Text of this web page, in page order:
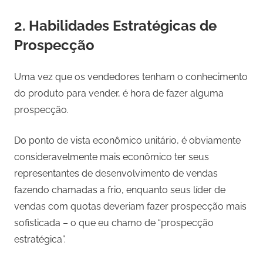
2. Habilidades Estratégicas de
Prospecção
Uma vez que os vendedores tenham o conhecimento
do produto para vender, é hora de fazer alguma
prospecção.
Do ponto de vista econômico unitário, é obviamente
consideravelmente mais econômico ter seus
representantes de desenvolvimento de vendas
fazendo chamadas a frio, enquanto seus líder de
vendas com quotas deveriam fazer prospecção mais
sofisticada – o que eu chamo de “prospecção
estratégica”.